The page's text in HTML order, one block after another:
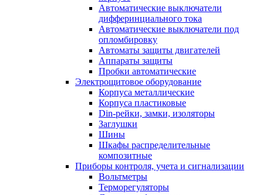
Автоматические выключатели
дифферинциального тока
Автоматические выключатели под
опломбировку
Автоматы защиты двигателей
Аппараты защиты
Пробки автоматические
Электрощитовое оборудование
Корпуса металлические
Корпуса пластиковые
Din-рейки, замки, изоляторы
Заглушки
Шины
Шкафы распределительные
композитные
Приборы контроля, учета и сигнализации
Вольтметры
Терморегуляторы